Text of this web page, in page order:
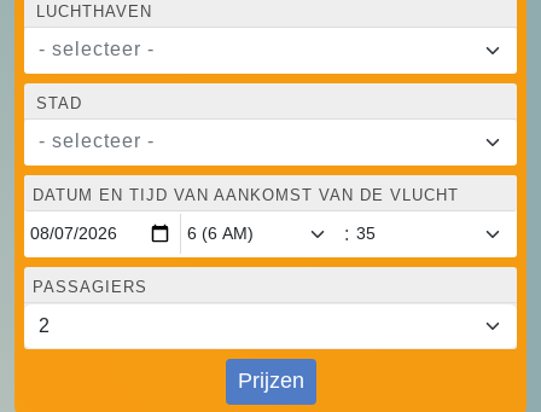
LUCHTHAVEN
- selecteer -
STAD
- selecteer -
DATUM EN TIJD VAN AANKOMST VAN DE VLUCHT
:
PASSAGIERS
Prijzen